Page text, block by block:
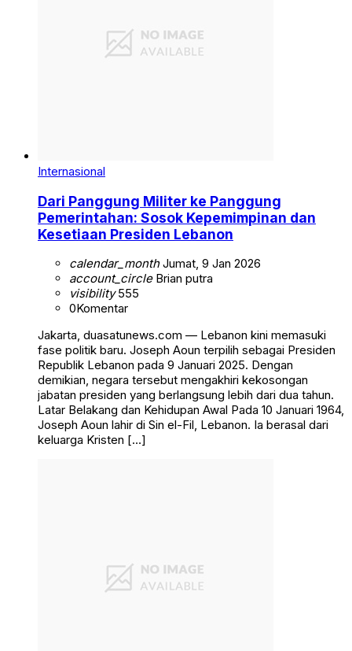
Internasional
Dari Panggung Militer ke Panggung
Pemerintahan: Sosok Kepemimpinan dan
Kesetiaan Presiden Lebanon
calendar_monthJumat, 9 Jan 2026
account_circleBrian putra
visibility555
0Komentar
Jakarta, duasatunews.com — Lebanon kini memasuki
fase politik baru. Joseph Aoun terpilih sebagai Presiden
Republik Lebanon pada 9 Januari 2025. Dengan
demikian, negara tersebut mengakhiri kekosongan
jabatan presiden yang berlangsung lebih dari dua tahun.
Latar Belakang dan Kehidupan Awal Pada 10 Januari 1964,
Joseph Aoun lahir di Sin el-Fil, Lebanon. Ia berasal dari
keluarga Kristen […]